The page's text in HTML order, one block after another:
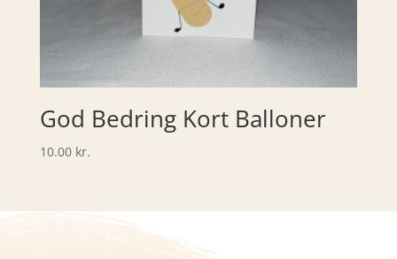
God Bedring Kort Balloner
10.00 kr.